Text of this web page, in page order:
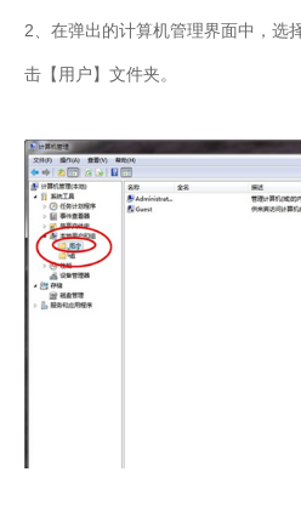
2、在弹出的计算机管理界面中，选
击【用户】文件夹。